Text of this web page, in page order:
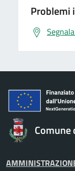
Problemi
Comune